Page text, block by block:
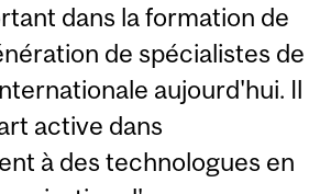
dans la formation de
de spécialistes de
aujourd'hui. Il
active dans
à des technologues en